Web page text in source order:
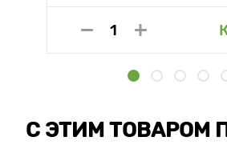
С ЭТИМ ТОВАРОМ